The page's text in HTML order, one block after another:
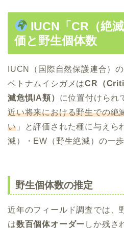
IUCN「CR（絶
価と野生個体数
IUCN（国際自然保護連合）
ベトナムイシガメはCR（
滅危惧IA類） に位置付けられ
近い将来における野生での絶
い」と評価された種に与えら
滅）・EW（野生絶滅）の一
野生個体数の推定
近年のフィールド調査では、
は数百個体オーダー しか残さ